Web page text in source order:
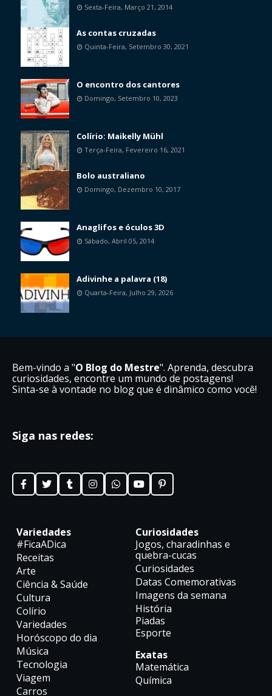
Sexta-Feira, Março 21, 2014
As contas cruzadas
Quinta-Feira, Setembro 30, 2021
O encontro dos cantores
Domingo, Setembro 10, 2023
Colírio: Maikelly Mühl
Terça-Feira, Fevereiro 16, 2021
Bolo australiano
Domingo, Dezembro 10, 2017
Anaglifos e óculos 3D
Sábado, Abril 05, 2014
Adivinhe a palavra (18)
Quarta-Feira, Julho 29, 2026
Bem-vindo a "O Blog do Mestre". Aprenda, descubra
curiosidades, encontre um mundo de postagens!
Sinta-se à vontade no blog que é dinâmico como você!
Siga nas redes:
Variedades
#FicaADica
Receitas
Arte
Ciência & Saúde
Cultura
Colírio
Variedades
Horóscopo do dia
Música
Tecnologia
Viagem
Carros
Curiosidades
Jogos, charadinhas e
quebra-cucas
Curiosidades
Datas Comemorativas
Imagens da semana
História
Piadas
Esporte
Exatas
Matemática
Química